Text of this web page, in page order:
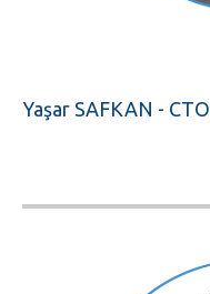
Yaşar SAFKAN - CTO